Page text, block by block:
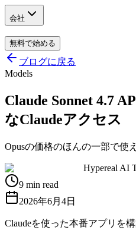
会社
無料で始める
ブログに戻る
Models
Claude Sonnet 4.7
なClaudeアクセス
Opusの価格のほんの一部で使
Hypereal AI
9 min read
2026年6月4日
Claudeを使った本番アプリを